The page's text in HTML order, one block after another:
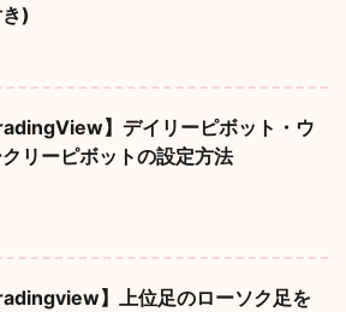
)
】デイリーピボット・ウ
クリーピボットの設定方法
】上位足のローソク足を